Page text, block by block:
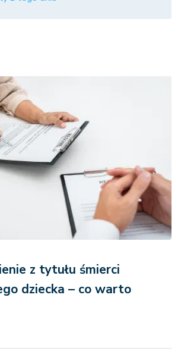
z tytułu śmierci
dziecka – co warto